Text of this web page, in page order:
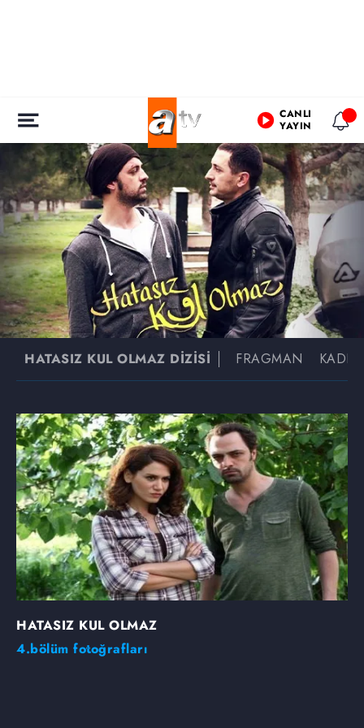
CANLI
YAYIN
HATASIZ KUL OLMAZ DİZİSİ FRAGMAN
HATASIZ KUL OLMAZ
4.bölüm fotoğrafları